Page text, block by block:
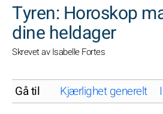
Tyren: Horoskop
dine heldager
Skrevet av Isabelle Fortes
Gå til Kjærlighet generelt